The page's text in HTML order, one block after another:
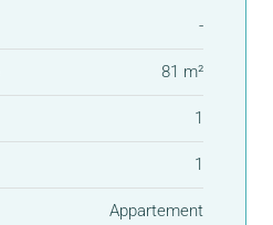
-
81 m²
1
1
Appartement